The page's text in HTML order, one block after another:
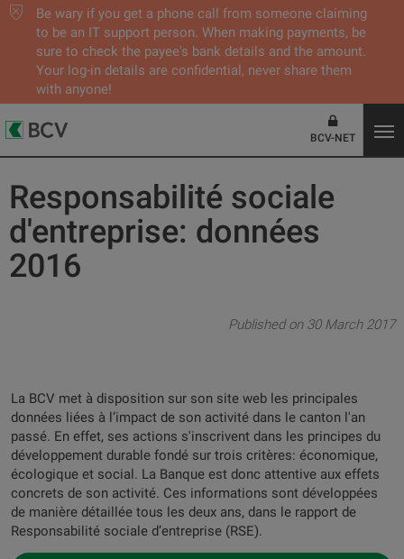
Be wary if you get a phone call from someone claiming
to be an IT support person. When making payments, be
sure to check the payee's bank details and the amount.
Your log-in details are confidential, never share them
with anyone!
BCV-NET
Responsabilité sociale
d'entreprise: données
2016
Published on 30 March 2017
La BCV met à disposition sur son site web les principales
données liées à l’impact de son activité dans le canton l'an
passé. En effet, ses actions s'inscrivent dans les principes du
développement durable fondé sur trois critères: économique,
écologique et social. La Banque est donc attentive aux effets
concrets de son activité. Ces informations sont développées
de manière détaillée tous les deux ans, dans le rapport de
Responsabilité sociale d’entreprise (RSE).